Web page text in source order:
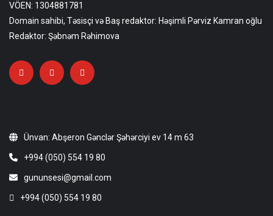
VÖEN: 1304881781
Domain sahibi, Təsisçi və Baş redaktor: Həşimli Pərviz Kamran oğlu
Redaktor: Şəbnəm Rəhimova
Ünvan: Abşeron Gənclər Şəhərciyi ev 14 m 63
+994 (050) 554 19 80
gununsesi@gmail.com
+994 (050) 554 19 80